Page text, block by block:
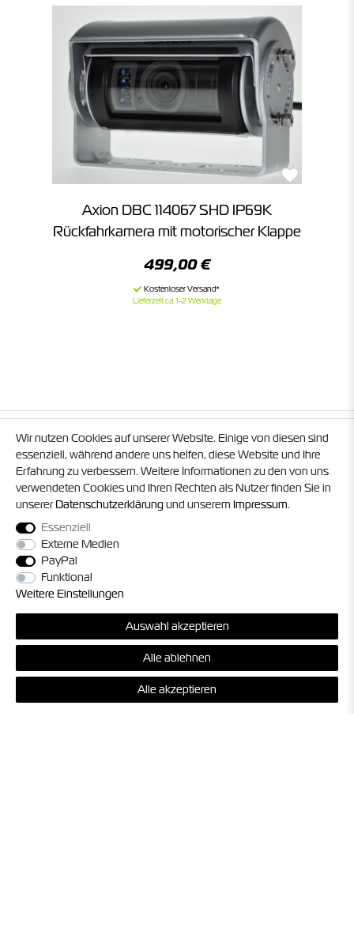
Axion DBC 114067 SHD IP69K
Rückfahrkamera mit motorischer Klappe
499,00 €
Lieferzeit ca. 1-2 Werktage
SERVICE & BERATUNG
LADENGESCHÄFT & EINBAU­WERKSTATT
Wir nutzen Cookies auf unserer Website. Einige von diesen sind
essenziell, während andere uns helfen, diese Website und Ihre
Erfahrung zu verbessern. Weitere Informationen zu den von uns
verwendeten Cookies und Ihren Rechten als Nutzer finden Sie in
unsererDaten­schutz­erklärungund unserem Impressum.
Essenziell
Externe Medien
PayPal
Funktional
Weitere Einstellungen
Auswahl akzeptieren
Alle ablehnen
Alle akzeptieren